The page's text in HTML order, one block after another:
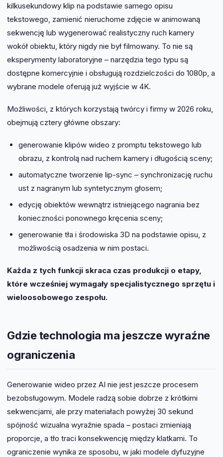
kilkusekundowy klip na podstawie samego opisu
tekstowego, zamienić nieruchome zdjęcie w animowaną
sekwencję lub wygenerować realistyczny ruch kamery
wokół obiektu, który nigdy nie był filmowany. To nie są
eksperymenty laboratoryjne – narzędzia tego typu są
dostępne komercyjnie i obsługują rozdzielczości do 1080p, a
wybrane modele oferują już wyjście w 4K.
Możliwości, z których korzystają twórcy i firmy w 2026 roku,
obejmują cztery główne obszary:
generowanie klipów wideo z promptu tekstowego lub
obrazu, z kontrolą nad ruchem kamery i długością sceny;
automatyczne tworzenie lip-sync – synchronizację ruchu
ust z nagranym lub syntetycznym głosem;
edycję obiektów wewnątrz istniejącego nagrania bez
konieczności ponownego kręcenia sceny;
generowanie tła i środowiska 3D na podstawie opisu, z
możliwością osadzenia w nim postaci.
Każda z tych funkcji skraca czas produkcji o etapy,
które wcześniej wymagały specjalistycznego sprzętu i
wieloosobowego zespołu.
Gdzie technologia ma jeszcze wyraźne
ograniczenia
Generowanie wideo przez AI nie jest jeszcze procesem
bezobsługowym. Modele radzą sobie dobrze z krótkimi
sekwencjami, ale przy materiałach powyżej 30 sekund
spójność wizualna wyraźnie spada – postaci zmieniają
proporcje, a tło traci konsekwencję między klatkami. To
ograniczenie wynika ze sposobu, w jaki modele dyfuzyjne